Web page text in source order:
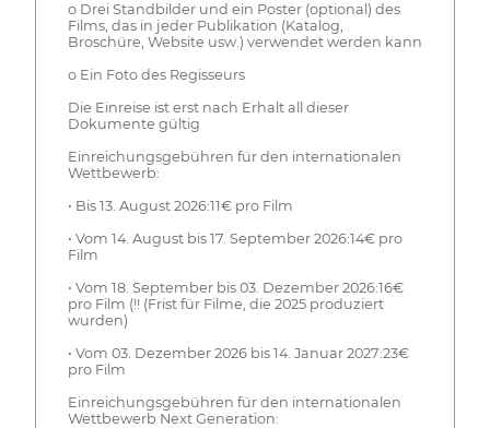
o Drei Standbilder und ein Poster (optional) des
Films, das in jeder Publikation (Katalog,
Broschüre, Website usw.) verwendet werden kann
o Ein Foto des Regisseurs
Die Einreise ist erst nach Erhalt all dieser
Dokumente gültig
Einreichungsgebühren für den internationalen
Wettbewerb:
• Bis 13. August 2026:11€ pro Film
• Vom 14. August bis 17. September 2026:14€ pro
Film
• Vom 18. September bis 03. Dezember 2026:16€
pro Film (!! (Frist für Filme, die 2025 produziert
wurden)
• Vom 03. Dezember 2026 bis 14. Januar 2027:23€
pro Film
Einreichungsgebühren für den internationalen
Wettbewerb Next Generation: